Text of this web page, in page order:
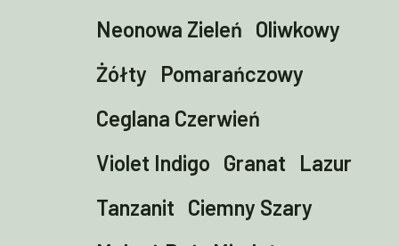
Neonowa Zieleń Oliwkowy
Żółty
Pomarańczowy
Ceglana Czerwień
Violet Indigo Granat
Lazur
Tanzanit Ciemny Szary